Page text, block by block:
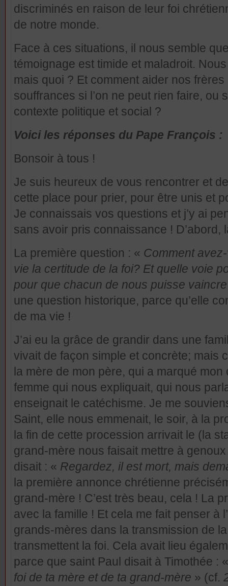
discriminés en raison de leur foi
de notre monde.
Face à ces situations, il nous semble
témoignage est timide et maladroit.
mais quoi ? Et comment aider nos
souffrances si l’on ne peut rien faire, ou
contexte politique et social ?
Voici les réponses du Pape François :
Bonsoir à tous !
Je suis heureux de vous rencontrer et
cette place pour prier, pour être unis et
Je connaissais vos questions et j’y ai
sans avoir pris connaissance ! D’abord,
La première question : « Comment
vie la certitude de la foi? Et quelle voie
pour que chacun de nous puisse
une question historique, parce qu’elle
de ma vie !
J’ai eu la grâce de grandir dans une
vivait de façon simple et concrète; mais
la mère de mon père, qui a marqué mon
femme qui nous expliquait, qui nous
enseignait le catéchisme. Je me
Saint, elle nous emmenait, le soir, à la
la fin de cette procession arrivait le (la
grand-mère nous faisait mettre à
disait : « Regardez, il est mort, mais
la première annonce chrétienne
grand-mère ! C’est très beau, cela ! La
avec la famille ! Et cela me fait penser à
grands-mères dans la transmission de
transmettent la foi. Cela avait lieu
parce que saint Paul disait à Timothée :
foi de ta mère et de ta grand-mère » (cf.